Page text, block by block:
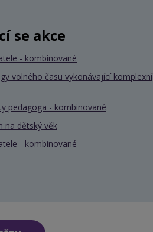
se akce
- kombinované
volného času vykonávající komplexní
pedagoga - kombinované
na dětský věk
- kombinované